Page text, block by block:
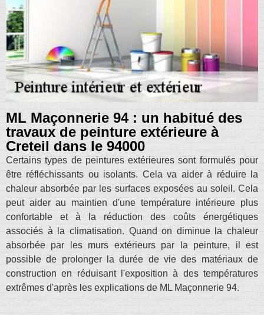
ML Maçonnerie 94 : un habitué des
travaux de peinture extérieure à
Creteil dans le 94000
Certains types de peintures extérieures sont formulés pour
être réfléchissants ou isolants. Cela va aider à réduire la
chaleur absorbée par les surfaces exposées au soleil. Cela
peut aider au maintien d'une température intérieure plus
confortable et à la réduction des coûts énergétiques
associés à la climatisation. Quand on diminue la chaleur
absorbée par les murs extérieurs par la peinture, il est
possible de prolonger la durée de vie des matériaux de
construction en réduisant l'exposition à des températures
extrêmes d'après les explications de ML Maçonnerie 94.